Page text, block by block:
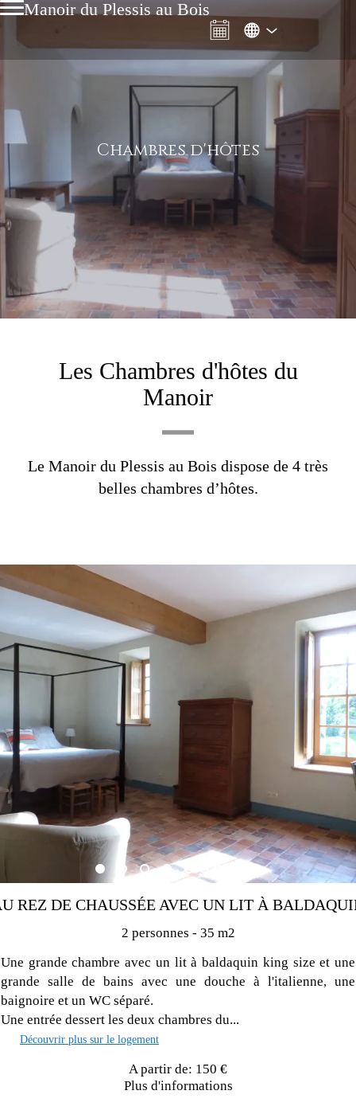
Manoir du Plessis au Bois
Chambres d'hôtes
Les Chambres d'hôtes du
Manoir
Le Manoir du Plessis au Bois dispose de 4 très
belles chambres d’hôtes.
REZ DE CHAUSSÉE AVEC UN LIT À
2 personnes - 35 m2
Une grande chambre avec un lit à baldaquin king size et une
grande salle de bains avec une douche à l'italienne, une
baignoire et un WC séparé.
Une entrée dessert les deux chambres du...
Découvrir plus sur le logement
A partir de: 150 €
Plus d'informations